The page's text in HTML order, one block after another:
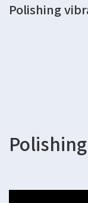
Polishing